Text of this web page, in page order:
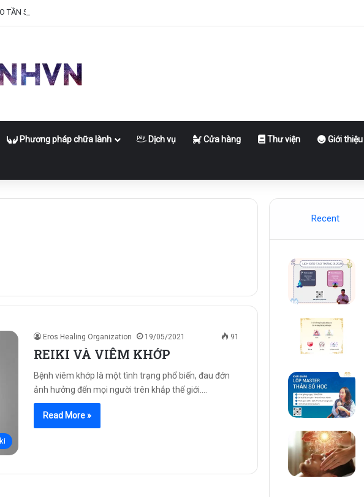
TẦN SỐ NĂNG LƯỢNG CỦA BẠN
Phương pháp chữa lành Dịch vụ Cửa hàng Thư viện Giới thiệu
Eros Healing Organization 19/05/2021 91
REIKI VÀ VIÊM KHỚP
Bệnh viêm khớp là một tình trạng phổ biến, đau đớn
ảnh hưởng đến mọi người trên khắp thế giới.…
Read More »
Recent